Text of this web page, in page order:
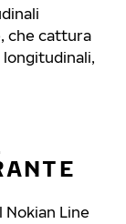
che cattura
longitudinali,
Nokian Line